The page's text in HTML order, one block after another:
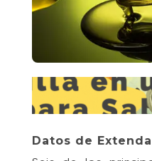
Datos de Extenda